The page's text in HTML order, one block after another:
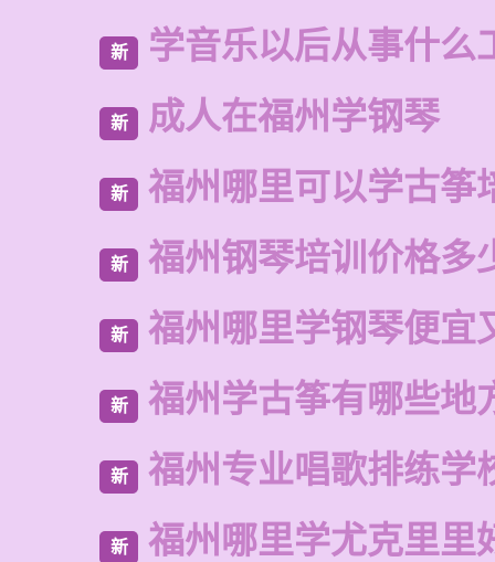
新 学音乐以后从事什么
新 成人在福州学钢琴
新 福州哪里可以学古筝
新 福州钢琴培训价格多
新 福州哪里学钢琴便宜
新 福州学古筝有哪些地
新 福州专业唱歌排练学
新 福州哪里学尤克里里